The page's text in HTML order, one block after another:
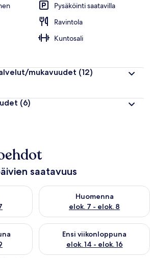
Pysäköinti saatavilla
Ravintola
Kuntosali
mukavuudet (12)
(6)
saatavuus
elok. 6 - elok. 7
Huomenna
elok. 7 - elok. 8
Tarkista huomisen saatavuus
saatavuus elok. 7 - elok. 9
Ensi viikonloppuna
elok. 14 - elok. 16
Tarkista ensi viikonlopun